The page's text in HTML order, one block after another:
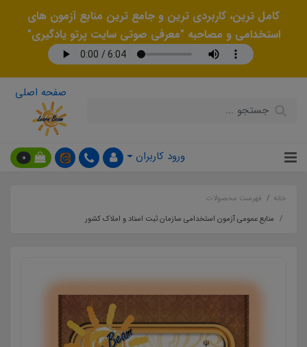
کامل ترین، کاربردی ترین و جامع ترین منابع آزمون های
استخدامی و مصاحبه "معرفی صوتی سایت پرتو یادگیری"
صفحه اصلی
ورود کاربران 0
خانه
فهرست محصولات
منابع عمومی آزمون استخدامی سازمان ثبت اسناد و املاک کشور